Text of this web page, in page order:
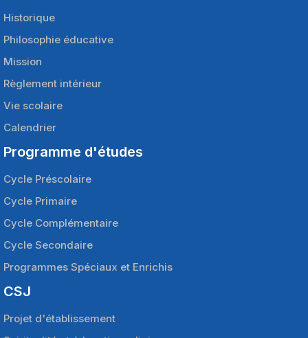
Historique
Philosophie éducative
Mission
Règlement intérieur
Vie scolaire
Calendrier
Programme d'études
Cycle Préscolaire
Cycle Primaire
Cycle Complémentaire
Cycle Secondaire
Programmes Spéciaux et Enrichis
CSJ
Projet d'établissement